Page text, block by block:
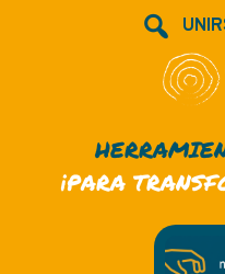
¡PARA